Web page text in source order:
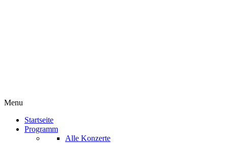
Menu
Startseite
Programm
Alle Konzerte